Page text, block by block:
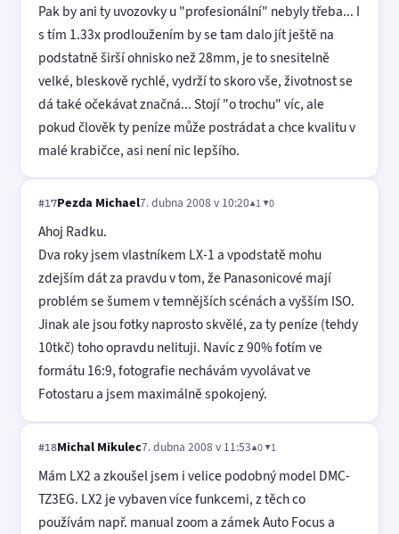
Pak by ani ty uvozovky u "profesionální" nebyly třeba... I
s tím 1.33x prodloužením by se tam dalo jít ještě na
podstatně širší ohnisko než 28mm, je to snesitelně
velké, bleskově rychlé, vydrží to skoro vše, životnost se
dá také očekávat značná... Stojí "o trochu" víc, ale
pokud člověk ty peníze může postrádat a chce kvalitu v
malé krabičce, asi není nic lepšího.
#17Pezda Michael7. dubna 2008 v 10:20▲1 ▼0
Ahoj Radku.
Dva roky jsem vlastníkem LX-1 a vpodstatě mohu
zdejším dát za pravdu v tom, že Panasonicové mají
problém se šumem v temnějších scénách a vyšším ISO.
Jinak ale jsou fotky naprosto skvělé, za ty peníze (tehdy
10tkč) toho opravdu nelituji. Navíc z 90% fotím ve
formátu 16:9, fotografie nechávám vyvolávat ve
Fotostaru a jsem maximálně spokojený.
#18Michal Mikulec7. dubna 2008 v 11:53▲0 ▼1
Mám LX2 a zkoušel jsem i velice podobný model DMC-
TZ3EG. LX2 je vybaven více funkcemi, z těch co
používám např. manual zoom a zámek Auto Focus a